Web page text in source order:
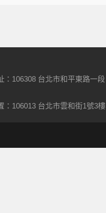
：106308 台北市和平東路一段
：106013 台北市雲和街1號3樓